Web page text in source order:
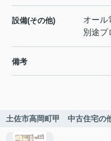
設備(その他)
オール
別途プ
備考
土佐市高岡町甲 中古住宅の